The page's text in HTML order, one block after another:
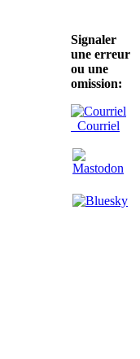
Signaler
une erreur
ou une
omission:
Courriel